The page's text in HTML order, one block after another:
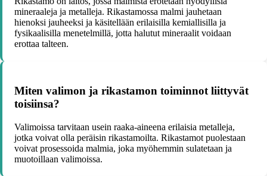
mineraaleja ja metalleja. Rikastamossa malmi jauhetaan
hienoksi jauheeksi ja käsitellään erilaisilla kemiallisilla ja
fysikaalisilla menetelmillä, jotta halutut mineraalit voidaan
erottaa talteen.
Miten valimon ja rikastamon toiminnot liittyvät
toisiinsa?
Valimoissa tarvitaan usein raaka-aineena erilaisia metalleja,
jotka voivat olla peräisin rikastamoilta. Rikastamot puolestaan
voivat prosessoida malmia, joka myöhemmin sulatetaan ja
muotoillaan valimoissa.